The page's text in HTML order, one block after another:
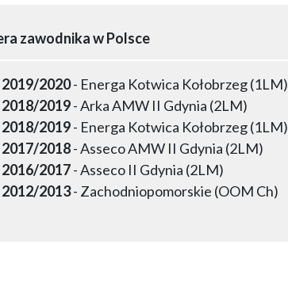
zawodnika w Polsce
2019/2020- Energa Kotwica Kołobrzeg (1LM)
2018/2019- Arka AMW II Gdynia (2LM)
2018/2019- Energa Kotwica Kołobrzeg (1LM)
2017/2018- Asseco AMW II Gdynia (2LM)
2016/2017- Asseco II Gdynia (2LM)
2012/2013- Zachodniopomorskie (OOM Ch)